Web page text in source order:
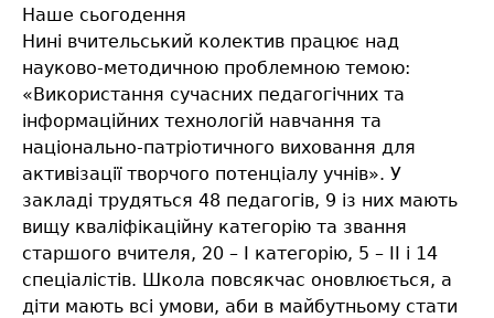
Наше сьогодення
Нині вчительський колектив працює над
науково-методичною проблемною темою:
«Використання сучасних педагогічних та
інформаційних технологій навчання та
національно-патріотичного виховання для
активізації творчого потенціалу учнів». У
закладі трудяться 48 педагогів, 9 із них мають
вищу кваліфікаційну категорію та звання
старшого вчителя, 20 – І категорію, 5 – ІІ і 14
спеціалістів. Школа повсякчас оновлюється, а
діти мають всі умови, аби в майбутньому стати